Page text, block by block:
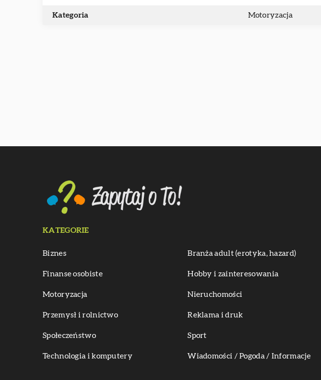
Kategoria Motoryzacja
KATEGORIE
Biznes Branża adult (erotyka, hazard)
Finanse osobiste Hobby i zainteresowania
Motoryzacja Nieruchomości
Przemysł i rolnictwo Reklama i druk
Społeczeństwo Sport
Technologia i komputery Wiadomości / Pogoda / Informacje